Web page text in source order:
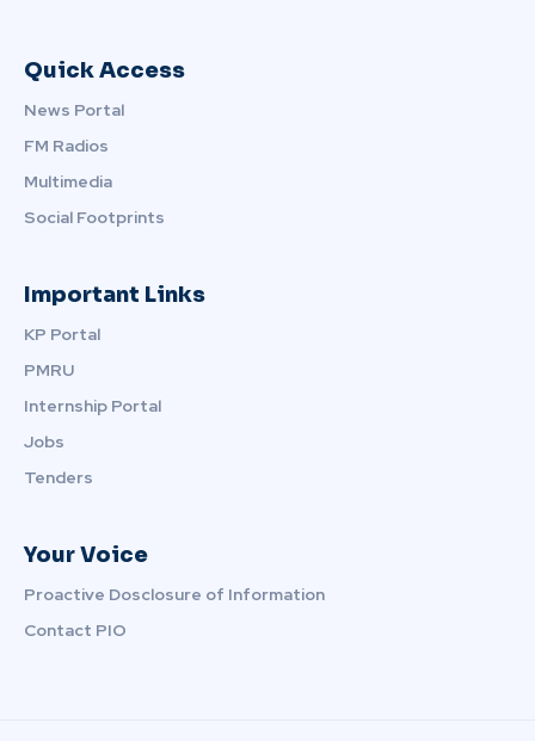
Quick Access
News Portal
FM Radios
Multimedia
Social Footprints
Important Links
KP Portal
PMRU
Internship Portal
Jobs
Tenders
Your Voice
Proactive Dosclosure of Information
Contact PIO